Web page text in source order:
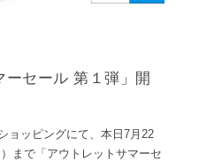
ーセール 第１弾」開
ョッピングにて、本日7月22
まで「アウトレットサマーセ